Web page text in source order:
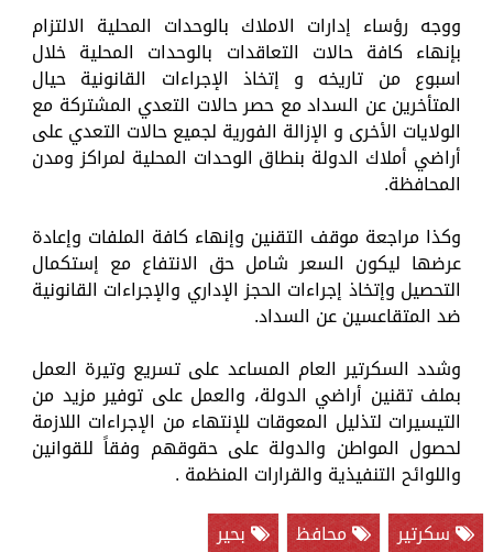
ووجه رؤساء إدارات الاملاك بالوحدات المحلية الالتزام
بإنهاء كافة حالات التعاقدات بالوحدات المحلية خلال
اسبوع من تاريخه و إتخاذ الإجراءات القانونية حيال
المتأخرين عن السداد مع حصر حالات التعدي المشتركة مع
الولايات الأخرى و الإزالة الفورية لجميع حالات التعدي على
أراضي أملاك الدولة بنطاق الوحدات المحلية لمراكز ومدن
المحافظة.
وكذا مراجعة موقف التقنين وإنهاء كافة الملفات وإعادة
عرضها ليكون السعر شامل حق الانتفاع مع إستكمال
التحصيل وإتخاذ إجراءات الحجز الإداري والإجراءات القانونية
ضد المتقاعسين عن السداد.
وشدد السكرتير العام المساعد على تسريع وتيرة العمل
بملف تقنين أراضي الدولة، والعمل على توفير مزيد من
التيسيرات لتذليل المعوقات للإنتهاء من الإجراءات اللازمة
لحصول المواطن والدولة على حقوقهم وفقاً للقوانين
واللوائح التنفيذية والقرارات المنظمة .
سكرتير
محافظ بحير